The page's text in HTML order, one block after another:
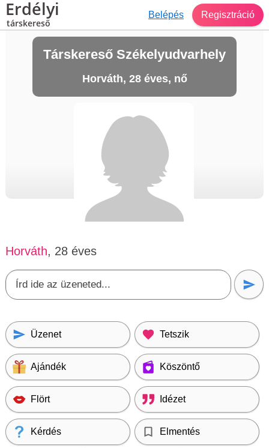
Erdélyi
társkereső
Belépés Regisztráció
Társkereső Székelyudvarhely
Horváth, 28 éves, nő
Horváth, 28 éves
Üzenet Tetszik
Ajándék Köszöntő
Flört Idézet
Kérdés Elmentés